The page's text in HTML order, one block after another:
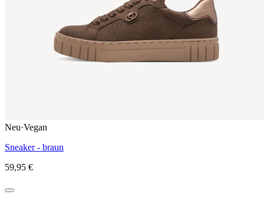
Neu·Vegan
Sneaker - braun
59,95 €